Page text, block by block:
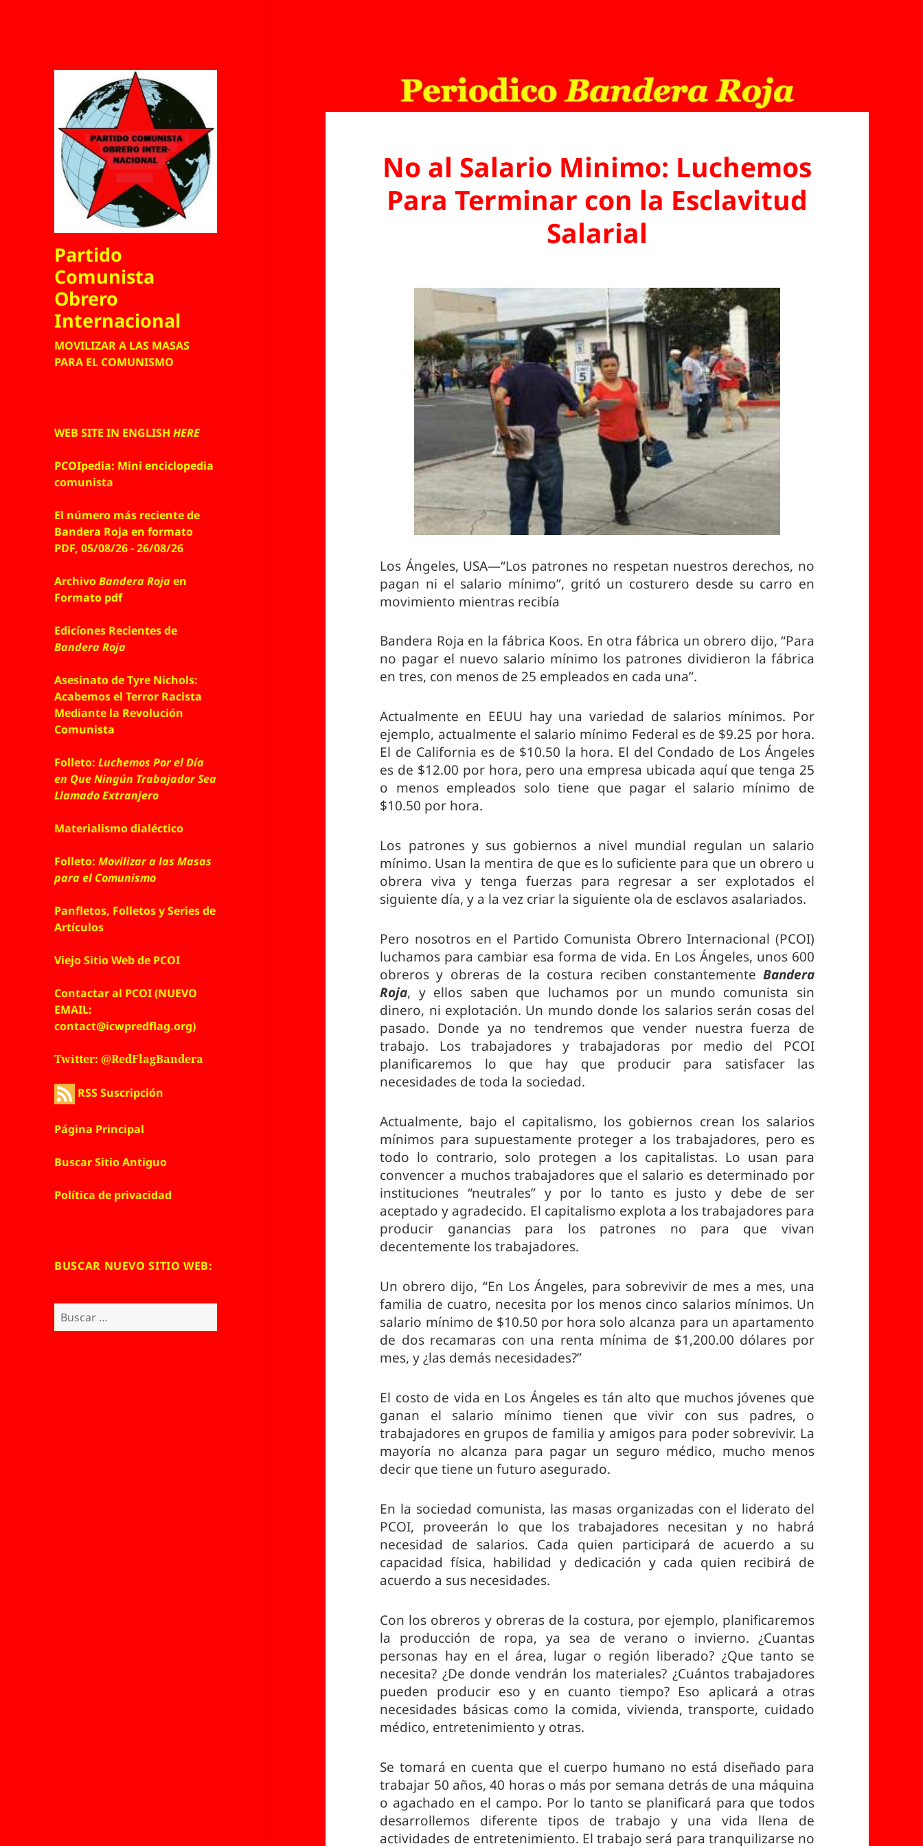
Partido
Comunista
Obrero
Internacional
MOVILIZAR A LAS MASAS
PARA EL COMUNISMO
WEB SITE IN ENGLISHHERE
PCOIpedia: Mini enciclopedia
comunista
El número más reciente de
Bandera Roja en formato
PDF, 05/08/26 - 26/08/26
ArchivoBandera Rojaen
Formato pdf
Edicíones Recientes de
Bandera Roja
Asesinato de Tyre Nichols:
Acabemos el Terror Racista
Mediante la Revolución
Comunista
Folleto:Luchemos Por el Día
en Que Ningún Trabajador Sea
Llamado Extranjero
Materialismo dialéctico
Folleto:Movilizar a las Masas
para el Comunismo
Panfletos, Folletos y Series de
Artículos
Viejo Sitio Web de PCOI
Contactar al PCOI (NUEVO
EMAIL:
contact@icwpredflag.org)
Twitter: @RedFlagBandera
RSS Suscripción
Página Principal
Buscar Sitio Antiguo
Política de privacidad
BUSCAR NUEVO SITIO WEB:
No al Salario Minimo: Luchemos
Para Terminar con la Esclavitud
Salarial
Los Ángeles, USA—“Los patrones no respetan nuestros derechos, no
pagan ni el salario mínimo”, gritó un costurero desde su carro en
movimiento mientras recibía
Bandera Roja en la fábrica Koos. En otra fábrica un obrero dijo, “Para
no pagar el nuevo salario mínimo los patrones dividieron la fábrica
en tres, con menos de 25 empleados en cada una”.
Actualmente en EEUU hay una variedad de salarios mínimos. Por
ejemplo, actualmente el salario mínimo Federal es de $9.25 por hora.
El de California es de $10.50 la hora. El del Condado de Los Ángeles
es de $12.00 por hora, pero una empresa ubicada aquí que tenga 25
o menos empleados solo tiene que pagar el salario mínimo de
$10.50 por hora.
Los patrones y sus gobiernos a nivel mundial regulan un salario
mínimo. Usan la mentira de que es lo suficiente para que un obrero u
obrera viva y tenga fuerzas para regresar a ser explotados el
siguiente día, y a la vez criar la siguiente ola de esclavos asalariados.
Pero nosotros en el Partido Comunista Obrero Internacional (PCOI)
luchamos para cambiar esa forma de vida. En Los Ángeles, unos 600
obreros y obreras de la costura reciben constantemente Bandera
Roja, y ellos saben que luchamos por un mundo comunista sin
dinero, ni explotación. Un mundo donde los salarios serán cosas del
pasado. Donde ya no tendremos que vender nuestra fuerza de
trabajo. Los trabajadores y trabajadoras por medio del PCOI
planificaremos lo que hay que producir para satisfacer las
necesidades de toda la sociedad.
Actualmente, bajo el capitalismo, los gobiernos crean los salarios
mínimos para supuestamente proteger a los trabajadores, pero es
todo lo contrario, solo protegen a los capitalistas. Lo usan para
convencer a muchos trabajadores que el salario es determinado por
instituciones “neutrales” y por lo tanto es justo y debe de ser
aceptado y agradecido. El capitalismo explota a los trabajadores para
producir ganancias para los patrones no para que vivan
decentemente los trabajadores.
Un obrero dijo, “En Los Ángeles, para sobrevivir de mes a mes, una
familia de cuatro, necesita por los menos cinco salarios mínimos. Un
salario mínimo de $10.50 por hora solo alcanza para un apartamento
de dos recamaras con una renta mínima de $1,200.00 dólares por
mes, y ¿las demás necesidades?”
El costo de vida en Los Ángeles es tán alto que muchos jóvenes que
ganan el salario mínimo tienen que vivir con sus padres, o
trabajadores en grupos de familia y amigos para poder sobrevivir. La
mayoría no alcanza para pagar un seguro médico, mucho menos
decir que tiene un futuro asegurado.
En la sociedad comunista, las masas organizadas con el liderato del
PCOI, proveerán lo que los trabajadores necesitan y no habrá
necesidad de salarios. Cada quien participará de acuerdo a su
capacidad física, habilidad y dedicación y cada quien recibirá de
acuerdo a sus necesidades.
Con los obreros y obreras de la costura, por ejemplo, planificaremos
la producción de ropa, ya sea de verano o invierno. ¿Cuantas
personas hay en el área, lugar o región liberado? ¿Que tanto se
necesita? ¿De donde vendrán los materiales? ¿Cuántos trabajadores
pueden producir eso y en cuanto tiempo? Eso aplicará a otras
necesidades básicas como la comida, vivienda, transporte, cuidado
médico, entretenimiento y otras.
Se tomará en cuenta que el cuerpo humano no está diseñado para
trabajar 50 años, 40 horas o más por semana detrás de una máquina
o agachado en el campo. Por lo tanto se planificará para que todos
desarrollemos diferente tipos de trabajo y una vida llena de
actividades de entretenimiento. El trabajo será para tranquilizarse no